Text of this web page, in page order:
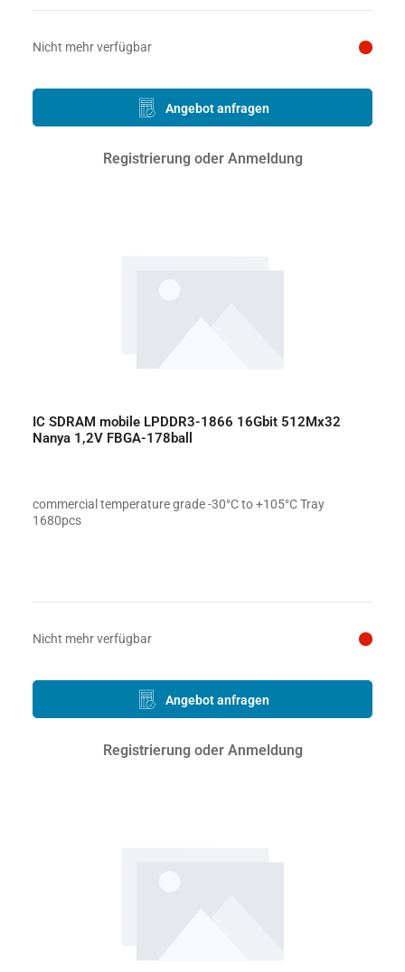
Preis auf Anfrage
Nicht mehr verfügbar
Angebot anfragen
Registrierung oder Anmeldung
IC SDRAM mobile LPDDR3-1866 16Gbit 512Mx32
Nanya 1,2V FBGA-178ball
commercial temperature grade -30°C to +105°C Tray
1680pcs
Preis auf Anfrage
Nicht mehr verfügbar
Angebot anfragen
Registrierung oder Anmeldung